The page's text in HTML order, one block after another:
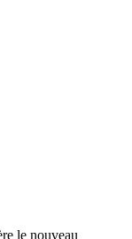
le nouveau